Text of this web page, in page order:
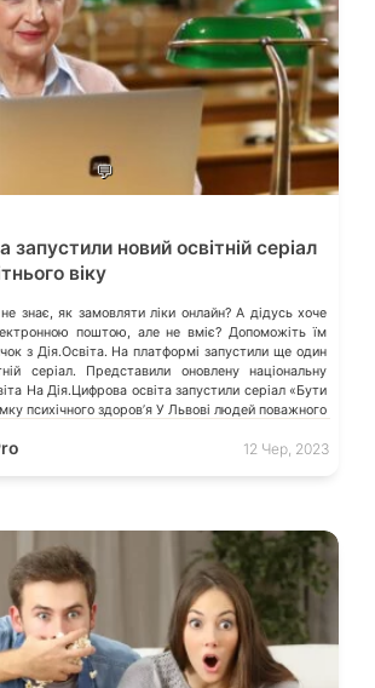
💬
запустили новий освітній серіал
віку
знає, як замовляти ліки онлайн? А дідусь хоче
поштою, але не вміє? Допоможіть їм
з Дія.Освіта. На платформі запустили ще один
серіал. Представили оновлену національну
На Дія.Цифрова освіта запустили серіал «Бути
психічного здоров’я У Львові людей поважного
12 Чер, 2023